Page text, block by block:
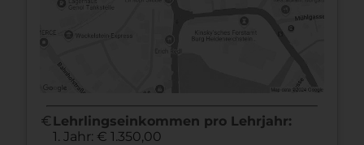
euro Lehrlingseinkommen pro Lehrjahr:
1. Jahr: € 1.350,00